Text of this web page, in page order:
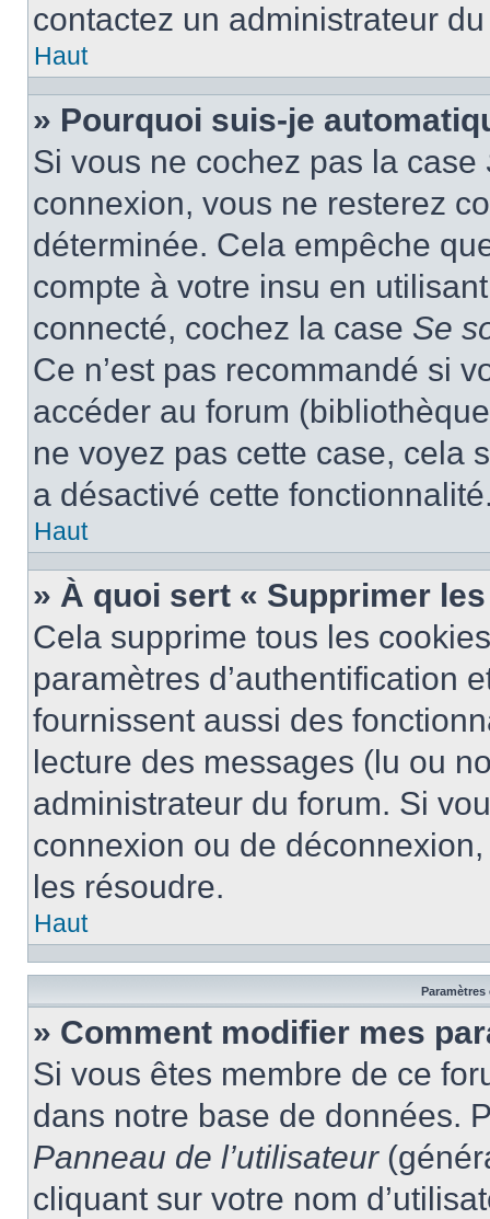
contactez un administrateur
Haut
» Pourquoi suis-je
Si vous ne cochez pas la case
connexion, vous ne resterez
déterminée. Cela empêche
compte à votre insu en
connecté, cochez la case Se
Ce n’est pas recommandé si
accéder au forum
ne voyez pas cette case, cela
a désactivé cette
Haut
» À quoi sert « Supprimer
Cela supprime tous les
paramètres d’authentification
fournissent aussi des
lecture des messages (lu ou
administrateur du forum. Si
connexion ou de
les résoudre.
Haut
Paramètres
» Comment modifier mes
Si vous êtes membre de ce
dans notre base de données.
Panneau de l’utilisateur
cliquant sur votre nom